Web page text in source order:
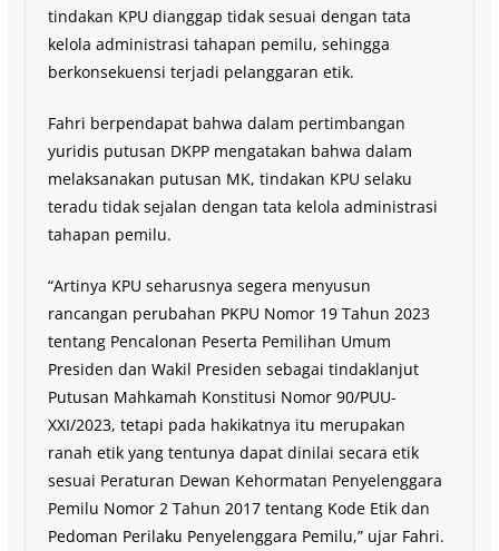
tindakan KPU dianggap tidak sesuai dengan tata
kelola administrasi tahapan pemilu, sehingga
berkonsekuensi terjadi pelanggaran etik.
Fahri berpendapat bahwa dalam pertimbangan
yuridis putusan DKPP mengatakan bahwa dalam
melaksanakan putusan MK, tindakan KPU selaku
teradu tidak sejalan dengan tata kelola administrasi
tahapan pemilu.
“Artinya KPU seharusnya segera menyusun
rancangan perubahan PKPU Nomor 19 Tahun 2023
tentang Pencalonan Peserta Pemilihan Umum
Presiden dan Wakil Presiden sebagai tindaklanjut
Putusan Mahkamah Konstitusi Nomor 90/PUU-
XXI/2023, tetapi pada hakikatnya itu merupakan
ranah etik yang tentunya dapat dinilai secara etik
sesuai Peraturan Dewan Kehormatan Penyelenggara
Pemilu Nomor 2 Tahun 2017 tentang Kode Etik dan
Pedoman Perilaku Penyelenggara Pemilu,” ujar Fahri.